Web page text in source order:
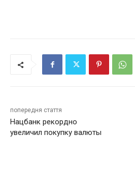
попередня стаття
Нацбанк рекордно
увеличил покупку валюты